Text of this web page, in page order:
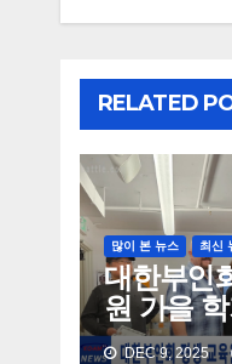
RELATED
많이 본 뉴스 최신
대한부인
원 가을
료DEC 9, 2025